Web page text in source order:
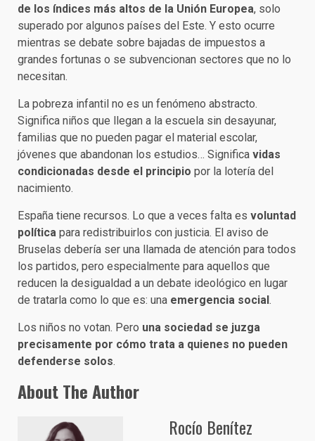
de los índices más altos de la Unión Europea, solo
superado por algunos países del Este. Y esto ocurre
mientras se debate sobre bajadas de impuestos a
grandes fortunas o se subvencionan sectores que no lo
necesitan.
La pobreza infantil no es un fenómeno abstracto.
Significa niños que llegan a la escuela sin desayunar,
familias que no pueden pagar el material escolar,
jóvenes que abandonan los estudios… Significa vidas
condicionadas desde el principio por la lotería del
nacimiento.
España tiene recursos. Lo que a veces falta es voluntad
política para redistribuirlos con justicia. El aviso de
Bruselas debería ser una llamada de atención para todos
los partidos, pero especialmente para aquellos que
reducen la desigualdad a un debate ideológico en lugar
de tratarla como lo que es: una emergencia social .
Los niños no votan. Pero una sociedad se juzga
precisamente por cómo trata a quienes no pueden
defenderse solos.
About The Author
Rocío Benítez